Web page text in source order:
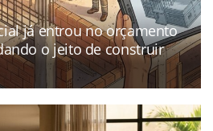
já entrou no orçamento
o jeito de construir